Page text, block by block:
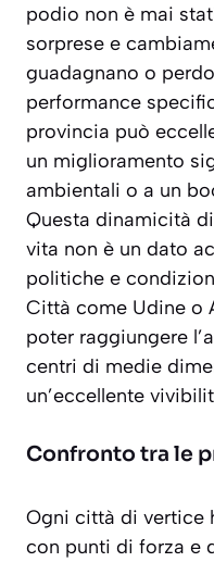
podio non è mai
sorprese e
guadagnano o
performance
provincia può
un miglioramento
ambientali o a un
Questa dinamicità
vita non è un dato
politiche e
Città come Udine o
poter raggiungere
centri di medie
un’eccellente
Confronto tra le
Ogni città di vertice
con punti di forza e